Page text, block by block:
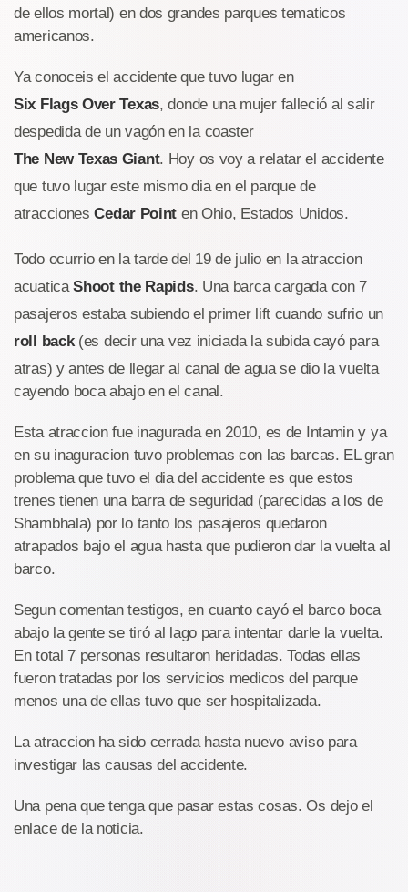
de ellos mortal) en dos grandes parques tematicos
americanos.
Ya conoceis el accidente que tuvo lugar en
Six Flags Over Texas, donde una mujer falleció al salir
despedida de un vagón en la coaster
The New Texas Giant. Hoy os voy a relatar el accidente
que tuvo lugar este mismo dia en el parque de
atraccionesCedar Point en Ohio, Estados Unidos.
Todo ocurrio en la tarde del 19 de julio en la atraccion
acuaticaShoot the Rapids. Una barca cargada con 7
pasajeros estaba subiendo el primer lift cuando sufrio un
roll back(es decir una vez iniciada la subida cayó para
atras) y antes de llegar al canal de agua se dio la vuelta
cayendo boca abajo en el canal.
Esta atraccion fue inagurada en 2010, es de Intamin y ya
en su inaguracion tuvo problemas con las barcas. EL gran
problema que tuvo el dia del accidente es que estos
trenes tienen una barra de seguridad (parecidas a los de
Shambhala) por lo tanto los pasajeros quedaron
atrapados bajo el agua hasta que pudieron dar la vuelta al
barco.
Segun comentan testigos, en cuanto cayó el barco boca
abajo la gente se tiró al lago para intentar darle la vuelta.
En total 7 personas resultaron heridadas. Todas ellas
fueron tratadas por los servicios medicos del parque
menos una de ellas tuvo que ser hospitalizada.
La atraccion ha sido cerrada hasta nuevo aviso para
investigar las causas del accidente.
Una pena que tenga que pasar estas cosas. Os dejo el
enlace de la noticia.